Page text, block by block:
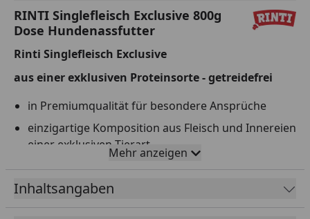
RINTI Singlefleisch Exclusive 800g
Dose Hundenassfutter
Rinti Singlefleisch Exclusive
aus einer exklusiven Proteinsorte - getreidefrei
in Premiumqualität für besondere Ansprüche
einzigartige Komposition aus Fleisch und Innereien
einer exklusiven Tierart
für eine ausgewogene, proteinreiche Ernährung
ohne Kohlenhydrate
hoch bekömmliche Vollnahrung mit ausgewählten
Mehr anzeigen
Inhaltsangaben